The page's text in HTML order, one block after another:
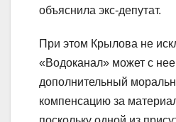
объяснила экс-депутат.
При этом Крылова не
«Водоканал» может с
дополнительный
компенсацию за